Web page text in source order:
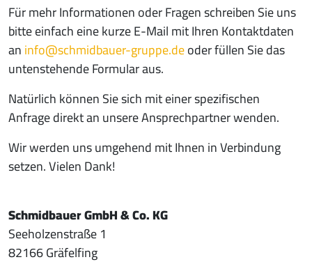
Für mehr Informationen oder Fragen schreiben Sie uns
bitte einfach eine kurze E-Mail mit Ihren Kontaktdaten
aninfo@schmidbauer-gruppe.deoder füllen Sie das
untenstehende Formular aus.
Natürlich können Sie sich mit einer spezifischen
Anfrage direkt an unsere Ansprechpartner wenden.
Wir werden uns umgehend mit Ihnen in Verbindung
setzen. Vielen Dank!
Schmidbauer GmbH & Co. KG
Seeholzenstraße 1
82166 Gräfelfing